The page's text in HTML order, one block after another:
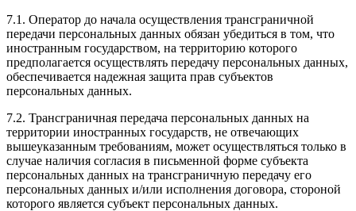
7.1. Оператор до начала осуществления трансграничной
передачи персональных данных обязан убедиться в том, что
иностранным государством, на территорию которого
предполагается осуществлять передачу персональных данных,
обеспечивается надежная защита прав субъектов
персональных данных.
7.2. Трансграничная передача персональных данных на
территории иностранных государств, не отвечающих
вышеуказанным требованиям, может осуществляться только в
случае наличия согласия в письменной форме субъекта
персональных данных на трансграничную передачу его
персональных данных и/или исполнения договора, стороной
которого является субъект персональных данных.